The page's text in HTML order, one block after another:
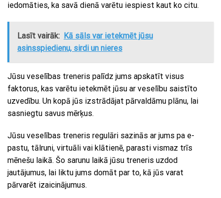
iedomāties, ka savā dienā varētu iespiest kaut ko citu.
Lasīt vairāk: Kā sāls var ietekmēt jūsu
asinsspiedienu, sirdi un nieres
Jūsu veselības treneris palīdz jums apskatīt visus
faktorus, kas varētu ietekmēt jūsu ar veselību saistīto
uzvedību. Un kopā jūs izstrādājat pārvaldāmu plānu, lai
sasniegtu savus mērķus.
Jūsu veselības treneris regulāri sazinās ar jums pa e-
pastu, tālruni, virtuāli vai klātienē, parasti vismaz trīs
mēnešu laikā. Šo sarunu laikā jūsu treneris uzdod
jautājumus, lai liktu jums domāt par to, kā jūs varat
pārvarēt izaicinājumus.